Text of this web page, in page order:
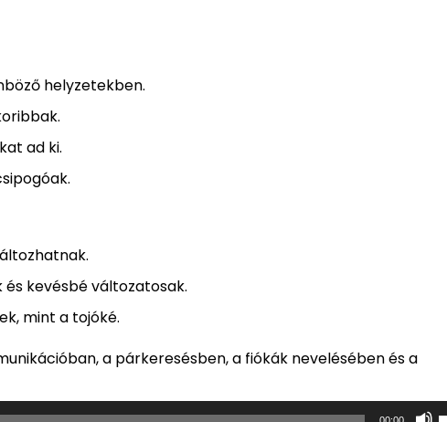
helyzetekben.
ad ki.
kevésbé változatosak.
mint a tojóké.
a párkeresésben, a fiókák nevelésében és a